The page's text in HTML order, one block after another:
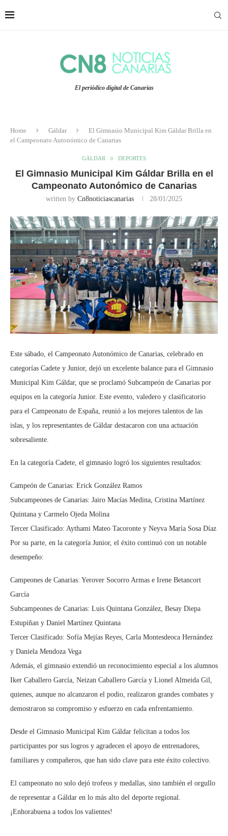
El periódico digital de Canarias
Home Gáldar
El Gimnasio Municipal Kim Gáldar Brilla en
el Campeonato Autonómico de Canarias
GÁLDAR DEPORTES
El Gimnasio Municipal Kim Gáldar Brilla en el
Campeonato Autonómico de Canarias
written by Cn8noticiascanarias 28/01/2025
Este sábado, el Campeonato Autonómico de Canarias, celebrado en
categorías Cadete y Junior, dejó un excelente balance para el Gimnasio
Municipal Kim Gáldar, que se proclamó Subcampeón de Canarias por
equipos en la categoría Junior. Este evento, valedero y clasificatorio
para el Campeonato de España, reunió a los mejores talentos de las
islas, y los representantes de Gáldar destacaron con una actuación
sobresaliente.
En la categoría Cadete, el gimnasio logró los siguientes resultados:
Campeón de Canarias: Erick González Ramos
Subcampeones de Canarias: Jairo Macías Medina, Cristina Martínez
Quintana y Carmelo Ojeda Molina
Tercer Clasificado: Aythami Mateo Tacoronte y Neyva María Sosa Díaz
Por su parte, en la categoría Junior, el éxito continuó con un notable
desempeño:
Campeones de Canarias: Yerover Socorro Armas e Irene Betancort
García
Subcampeones de Canarias: Luis Quintana González, Besay Diepa
Estupiñan y Daniel Martínez Quintana
Tercer Clasificado: Sofía Mejías Reyes, Carla Montesdeoca Hernández
y Daniela Mendoza Vega
Además, el gimnasio extendió un reconocimiento especial a los alumnos
Iker Caballero García, Neizan Caballero García y Lionel Almeida Gil,
quienes, aunque no alcanzaron el podio, realizaron grandes combates y
demostraron su compromiso y esfuerzo en cada enfrentamiento.
Desde el Gimnasio Municipal Kim Gáldar felicitan a todos los
participantes por sus logros y agradecen el apoyo de entrenadores,
familiares y compañeros, que han sido clave para este éxito colectivo.
El campeonato no solo dejó trofeos y medallas, sino también el orgullo
de representar a Gáldar en lo más alto del deporte regional.
¡Enhorabuena a todos los valientes!